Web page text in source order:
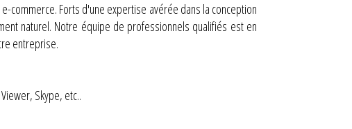
commerce. Forts d'une expertise avérée dans la conception
naturel. Notre équipe de professionnels qualifiés est en
entreprise.
Skype, etc..